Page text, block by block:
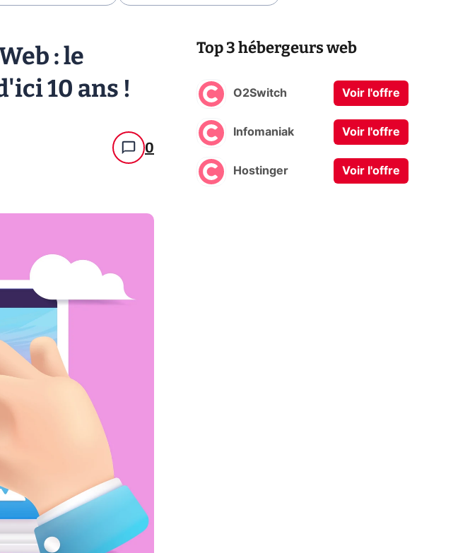
: le
10 ans !
0
Top 3 hébergeurs web
O2Switch Voir l'offre
Infomaniak Voir l'offre
Hostinger Voir l'offre